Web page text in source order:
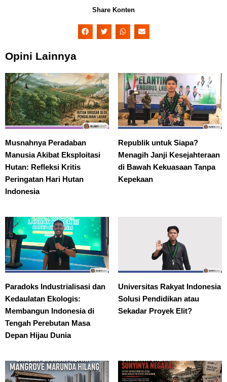
Share Konten
Opini Lainnya
Musnahnya Peradaban
Manusia Akibat Eksploitasi
Hutan: Refleksi Kritis
Peringatan Hari Hutan
Indonesia
Republik untuk Siapa?
Menagih Janji Kesejahteraan
di Bawah Kekuasaan Tanpa
Kepekaan
Paradoks Industrialisasi dan
Kedaulatan Ekologis:
Membangun Indonesia di
Tengah Perebutan Masa
Depan Hijau Dunia
Universitas Rakyat Indonesia
Solusi Pendidikan atau
Sekadar Proyek Elit?